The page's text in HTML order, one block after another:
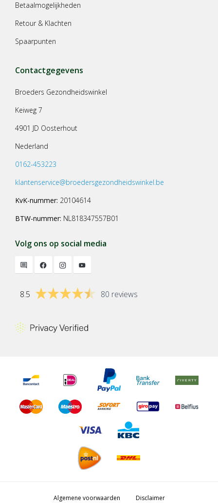
Betaalmogelijkheden
Retour & Klachten
Spaarpunten
Contactgegevens
Broeders Gezondheidswinkel
Keiweg 7
4901 JD Oosterhout
Nederland
0162-453223
klantenservice@broedersgezondheidswinkel.be
KvK-nummer: 20104614
BTW-nummer: NL818347557B01
Volg ons op social media
8.5 80 reviews
Algemene voorwaarden Disclaimer